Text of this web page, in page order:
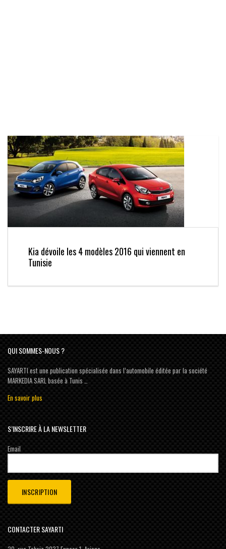
Kia dévoile les 4 modèles 2016 qui viennent en
Tunisie
QUI SOMMES-NOUS ?
SAYARTI est une publication spécialisée dans l’automobile éditée par la société
MARKEDIA SARL basée à Tunis …
En savoir plus
S’INSCRIRE À LA NEWSLETTER
Email
CONTACTER SAYARTI